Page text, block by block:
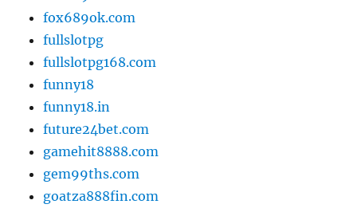
fox689ok.com
fullslotpg
fullslotpg168.com
funny18
funny18.in
future24bet.com
gamehit8888.com
gem99ths.com
goatza888fin.com